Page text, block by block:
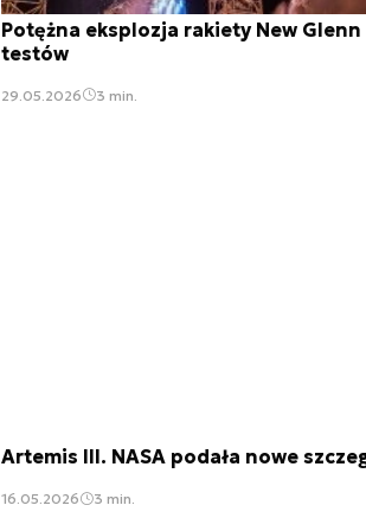
Potężna eksplozja rakiety New
testów
29.05.2026 3 min.
Artemis III. NASA podała nowe
16.05.2026 3 min.